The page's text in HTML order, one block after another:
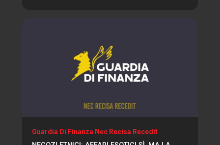
Guardia Di Finanza Nec Recisa Recedit